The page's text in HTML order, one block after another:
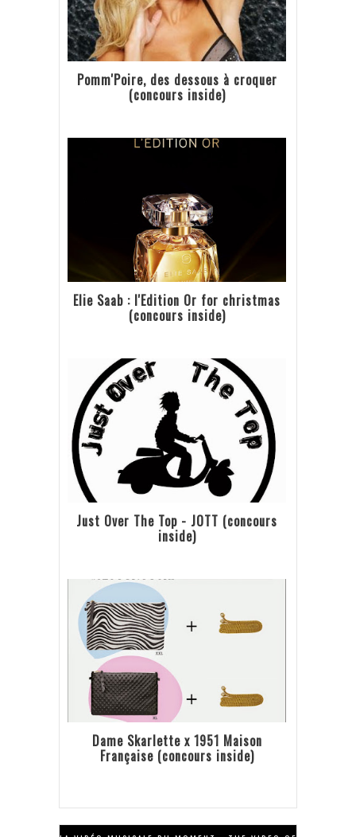
Pomm'Poire, des dessous à croquer
(concours inside)
Elie Saab : l'Edition Or for christmas
(concours inside)
Just Over The Top - JOTT (concours
inside)
Dame Skarlette x 1951 Maison
Française (concours inside)